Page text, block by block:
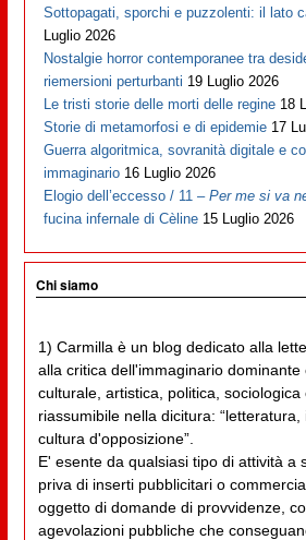
Sottopagati, sporchi e puzzolenti: il lato
Luglio 2026
Nostalgie horror contemporanee tra
riemersioni perturbanti 19 Luglio 2026
Le tristi storie delle morti delle regine 18
Storie di metamorfosi e di epidemie 17
Guerra algoritmica, sovranità digitale e
immaginario 16 Luglio 2026
Elogio dell’eccesso / 11 –Per me si va
fucina infernale di Cèline 15 Luglio 2026
Chi siamo
1) Carmilla è un blog dedicato alla
alla critica dell'immaginario dominante
culturale, artistica, politica, sociologica
riassumibile nella dicitura:
cultura d'opposizione”.
E' esente da qualsiasi tipo di attività a
priva di inserti pubblicitari o
oggetto di domande di provvidenze,
agevolazioni pubbliche che